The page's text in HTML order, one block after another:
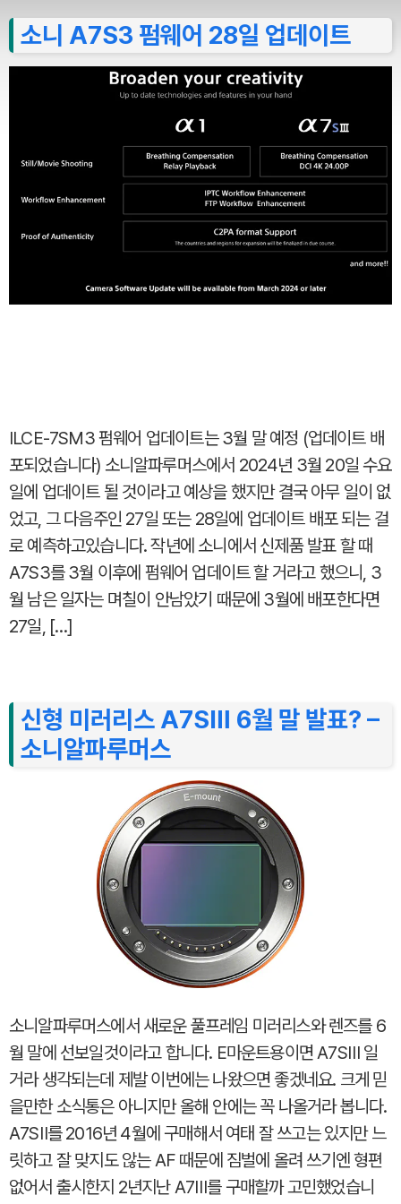
소니 A7S3 펌웨어 28일 업데이트
ILCE-7SM3 펌웨어 업데이트는 3월 말 예정 (업데이트 배
포되었습니다) 소니알파루머스에서 2024년 3월 20일 수요
일에 업데이트 될 것이라고 예상을 했지만 결국 아무 일이 없
었고, 그 다음주인 27일 또는 28일에 업데이트 배포 되는 걸
로 예측하고있습니다. 작년에 소니에서 신제품 발표 할 때
A7S3를 3월 이후에 펌웨어 업데이트 할 거라고 했으니, 3
월 남은 일자는 며칠이 안남았기 때문에 3월에 배포한다면
27일, […]
신형 미러리스 A7SⅢ 6월 말 발표? –
소니알파루머스
소니알파루머스에서 새로운 풀프레임 미러리스와 렌즈를 6
월 말에 선보일것이라고 합니다. E마운트용이면 A7SⅢ 일
거라 생각되는데 제발 이번에는 나왔으면 좋겠네요. 크게 믿
을만한 소식통은 아니지만 올해 안에는 꼭 나올거라 봅니다.
A7SⅡ를 2016년 4월에 구매해서 여태 잘 쓰고는 있지만 느
릿하고 잘 맞지도 않는 AF 때문에 짐벌에 올려 쓰기엔 형편
없어서 출시한지 2년지난 A7Ⅲ를 구매할까 고민했었습니